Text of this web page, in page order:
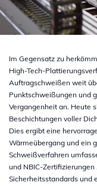
Im Gegensatz zu
High-Tech-
Auftragschweißen weit
Punktschweißungen und
Vergangenheit an. Heute
Beschichtungen voller
Dies ergibt eine
Wärmeübergang und ein
Schweißverfahren
und NBIC-Zertifizierungen
Sicherheitsstandards und